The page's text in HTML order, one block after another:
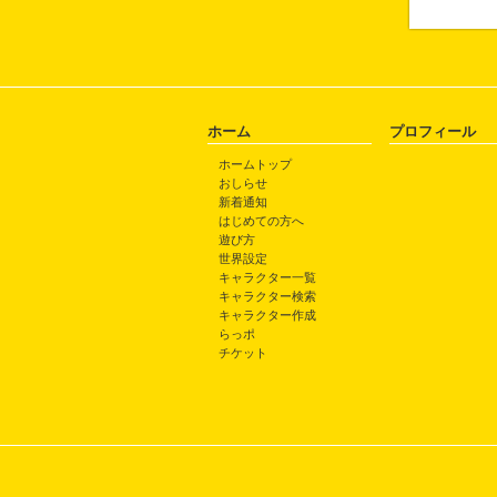
ホーム
ホームトップ
おしらせ
新着通知
はじめての方へ
遊び方
世界設定
キャラクター一覧
キャラクター検索
キャラクター作成
らっポ
チケット
プロフィール